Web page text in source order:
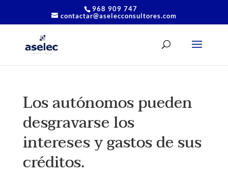
968 909 747
contactar@aselecconsultores.com
Los autónomos pueden
desgravarse los
intereses y gastos de sus
créditos.